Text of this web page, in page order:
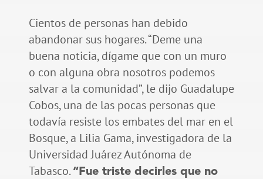
Cientos de personas han debido
abandonar sus hogares. “Deme una
buena noticia, dígame que con un muro
o con alguna obra nosotros podemos
salvar a la comunidad”, le dijo Guadalupe
Cobos, una de las pocas personas que
todavía resiste los embates del mar en el
Bosque, a Lilia Gama, investigadora de la
Universidad Juárez Autónoma de
Tabasco. “Fue triste decirles que no